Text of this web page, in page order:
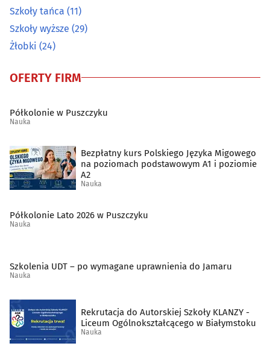
Szkoły tańca (11)
Szkoły wyższe (29)
Żłobki (24)
OFERTY FIRM
Półkolonie w Puszczyku
Nauka
Bezpłatny kurs Polskiego Języka Migowego
na poziomach podstawowym A1 i poziomie
A2
Nauka
Półkolonie Lato 2026 w Puszczyku
Nauka
Szkolenia UDT – po wymagane uprawnienia do Jamaru
Nauka
Rekrutacja do Autorskiej Szkoły KLANZY -
Liceum Ogólnokształcącego w Białymstoku
Nauka